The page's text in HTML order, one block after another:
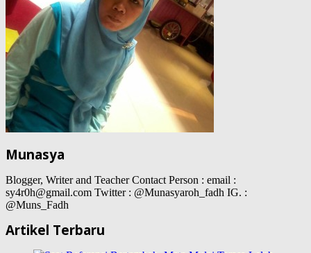
Munasya
Blogger, Writer and Teacher Contact Person : email :
sy4r0h@gmail.com Twitter : @Munasyaroh_fadh IG. :
@Muns_Fadh
Artikel Terbaru